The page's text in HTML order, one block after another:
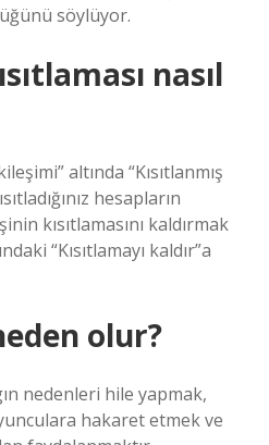
söylüyor.
nasıl
altında “Kısıtlanmış
hesapların
kısıtlamasını kaldırmak
“Kısıtlamayı kaldır”a
olur?
nedenleri hile yapmak,
hakaret etmek ve